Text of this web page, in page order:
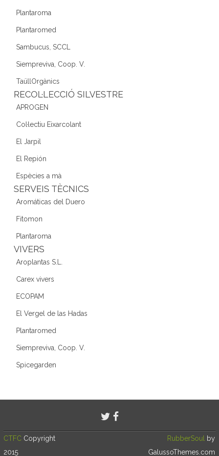
Plantaroma
Plantaromed
Sambucus, SCCL
Siempreviva, Coop. V.
TaüllOrgànics
RECOL·LECCIÓ SILVESTRE
APROGEN
Col·lectiu Eixarcolant
El Jarpil
El Repión
Espècies a mà
SERVEIS TÈCNICS
Aromáticas del Duero
Fitomon
Plantaroma
VIVERS
Aroplantas S.L.
Carex vivers
ECOPAM
El Vergel de las Hadas
Plantaromed
Siempreviva, Coop. V.
Spicegarden
CTFC Copyright
2015
RubberSoul
by
GalussoThemes.com